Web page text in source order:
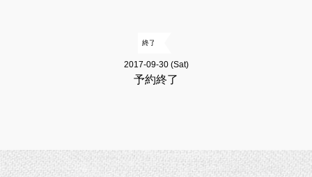
終了
2017-09-30 (Sat)
予約終了